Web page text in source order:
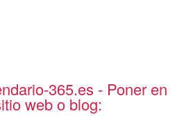
365.es - Poner en
web o blog: